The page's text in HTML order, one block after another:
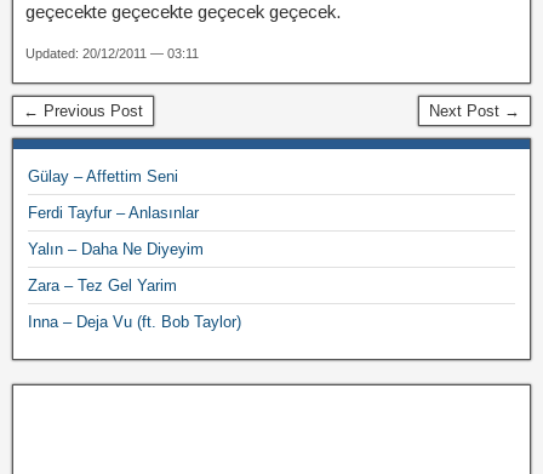
geçecekte geçecekte geçecek geçecek.
Updated: 20/12/2011 — 03:11
← Previous Post Next Post →
Gülay – Affettim Seni
Ferdi Tayfur – Anlasınlar
Yalın – Daha Ne Diyeyim
Zara – Tez Gel Yarim
Inna – Deja Vu (ft. Bob Taylor)